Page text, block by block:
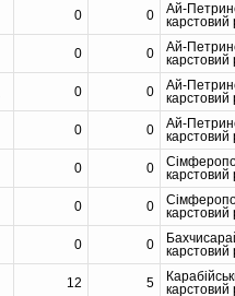
0 0
Ай-
карстовий
0 0
Ай-
карстовий
0 0
Ай-
карстовий
0 0
Ай-
карстовий
0 0
карстовий
0 0
карстовий
0 0
карстовий
12 5
карстовий